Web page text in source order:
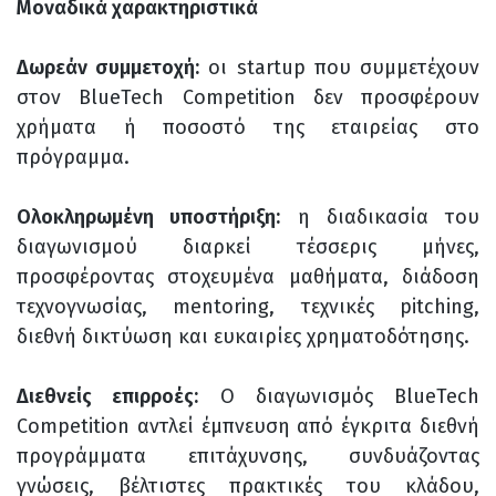
Μοναδικά χαρακτηριστικά
Δωρεάν συμμετοχή: οι startup που συμμετέχουν
στον BlueTech Competition δεν προσφέρουν
χρήματα ή ποσοστό της εταιρείας στο
πρόγραμμα.
Ολοκληρωμένη υποστήριξη: η διαδικασία του
διαγωνισμού διαρκεί τέσσερις μήνες,
προσφέροντας στοχευμένα μαθήματα, διάδοση
τεχνογνωσίας, mentoring, τεχνικές pitching,
διεθνή δικτύωση και ευκαιρίες χρηματοδότησης.
Διεθνείς επιρροές: Ο διαγωνισμός BlueTech
Competition αντλεί έμπνευση από έγκριτα διεθνή
προγράμματα επιτάχυνσης, συνδυάζοντας
γνώσεις, βέλτιστες πρακτικές του κλάδου,